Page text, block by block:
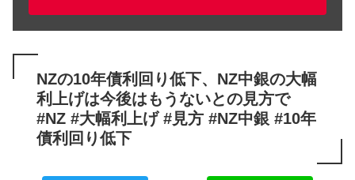
NZの10年債利回り低下、NZ中銀の大幅
利上げは今後はもうないとの見方で
#NZ #大幅利上げ #見方 #NZ中銀 #10年
債利回り低下